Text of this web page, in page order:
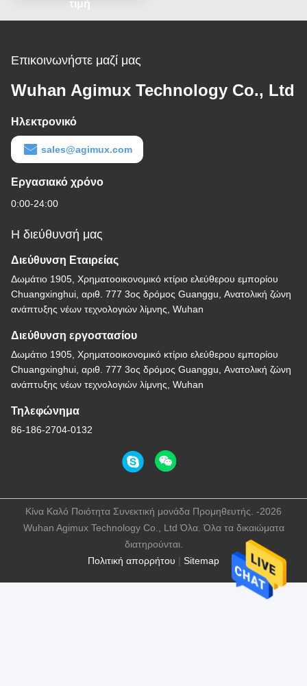
τιμή
Επικοινωνήστε μαζί μας
Wuhan Agimux Technology Co., Ltd
Ηλεκτρονικό
sales@agimux.com
Εργασιακό χρόνο
0:00-24:00
Η διεύθυνσή μας
Διεύθυνση Εταιρείας
Δωμάτιο 1905, Χρηματοοικονομικό κτίριο ελεύθερου εμπορίου
Chuangxinghui, αριθ. 777 3ος δρόμος Guanggu, Ανατολική ζώνη
ανάπτυξης νέων τεχνολογιών λίμνης, Wuhan
Διεύθυνση εργοστασίου
Δωμάτιο 1905, Χρηματοοικονομικό κτίριο ελεύθερου εμπορίου
Chuangxinghui, αριθ. 777 3ος δρόμος Guanggu, Ανατολική ζώνη
ανάπτυξης νέων τεχνολογιών λίμνης, Wuhan
Τηλεφώνημα
86-186-2704-0132
Πολιτική απορρήτου | Sitemap
Κίνα Καλό Ποιότητα Συνεκτική μονάδα Προμηθευτής. -2026
Wuhan Agimux Technology Co., Ltd Όλα. Όλα τα δικαιώματα
διατηρούνται.